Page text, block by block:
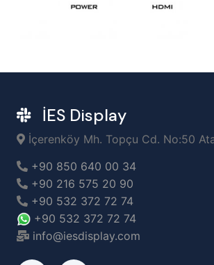
İES Display
İçerenköy Mh. Topçu Cd. No:50
+90 850 640 00 34
+90 216 575 20 90
+90 532 372 72 74
+90 532 372 72 74
info@iesdisplay.com